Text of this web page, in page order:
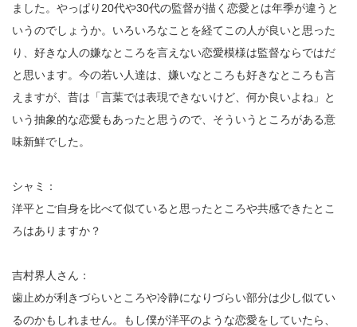
ました。やっぱり20代や30代の監督が描く恋愛とは年季が違うと
いうのでしょうか。いろいろなことを経てこの人が良いと思った
り、好きな人の嫌なところを言えない恋愛模様は監督ならではだ
と思います。今の若い人達は、嫌いなところも好きなところも言
えますが、昔は「言葉では表現できないけど、何か良いよね」と
いう抽象的な恋愛もあったと思うので、そういうところがある意
味新鮮でした。
シャミ：
洋平とご自身を比べて似ていると思ったところや共感できたとこ
ろはありますか？
吉村界人さん：
歯止めが利きづらいところや冷静になりづらい部分は少し似てい
るのかもしれません。もし僕が洋平のような恋愛をしていたら、